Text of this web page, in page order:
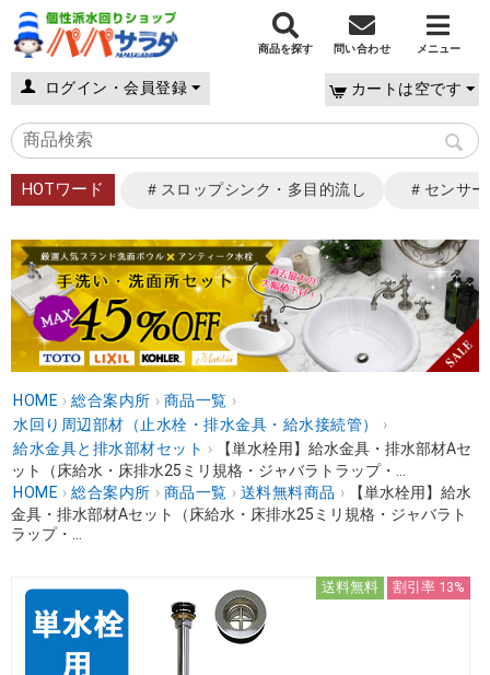
商品を探す 問い合わせ メニュー
ログイン・会員登録 カートは空です
HOTワード ＃スロップシンク・多目的流し ＃センサ
HOME › 総合案内所 › 商品一覧 ›
水回り周辺部材（止水栓・排水金具・給水接続管）
›
給水金具と排水部材セット ›
【単水栓用】給水金具・排水部材Aセ
ット（床給水・床排水25ミリ規格・ジャバラトラップ・...
HOME › 総合案内所 › 商品一覧 › 送料無料商品 ›
【単水栓用】給水
金具・排水部材Aセット（床給水・床排水25ミリ規格・ジャバラト
ラップ・...
送料無料 割引率 13%